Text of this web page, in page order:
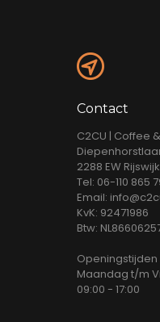
Contact
C2CU | Coffee
2288 EW Rijswijk
Tel: 06-110 865
Email:
KvK: 92471986
Btw:
Openingstijden
Maandag t/m
09:00 - 17:00